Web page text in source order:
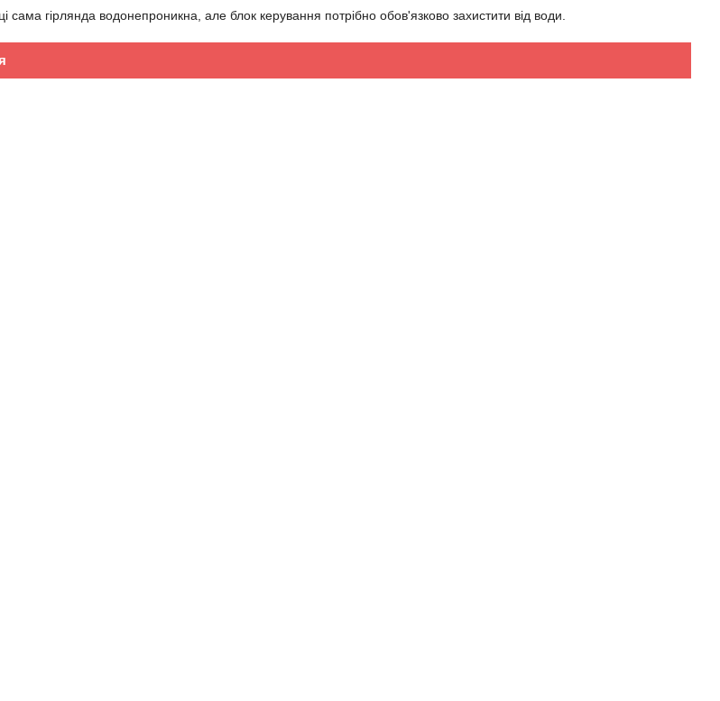
сама гірлянда водонепроникна, але блок керування потрібно обов'язково захистити від води.